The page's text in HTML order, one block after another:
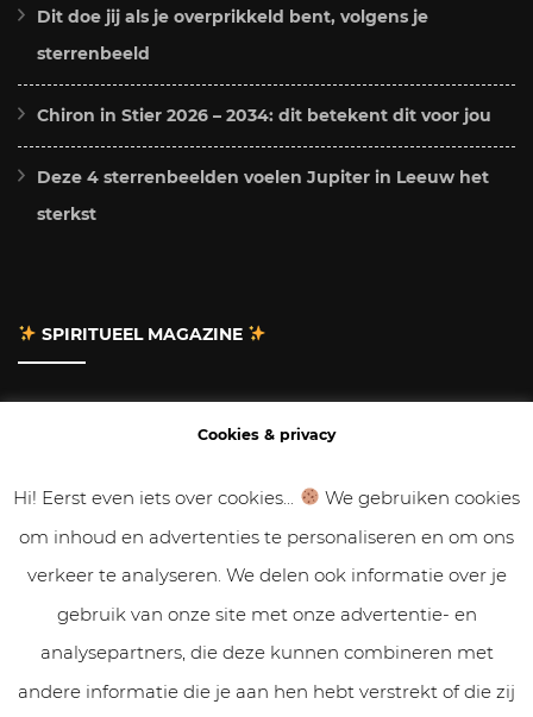
Dit doe jij als je overprikkeld bent, volgens je
sterrenbeeld
Chiron in Stier 2026 – 2034: dit betekent dit voor jou
Deze 4 sterrenbeelden voelen Jupiter in Leeuw het
sterkst
SPIRITUEEL MAGAZINE
Gastbloggen
Samenwerken
Cookies & Privacy
Cookies & privacy
Hi! Eerst even iets over cookies...
We gebruiken cookies
om inhoud en advertenties te personaliseren en om ons
verkeer te analyseren. We delen ook informatie over je
gebruik van onze site met onze advertentie- en
analysepartners, die deze kunnen combineren met
andere informatie die je aan hen hebt verstrekt of die zij